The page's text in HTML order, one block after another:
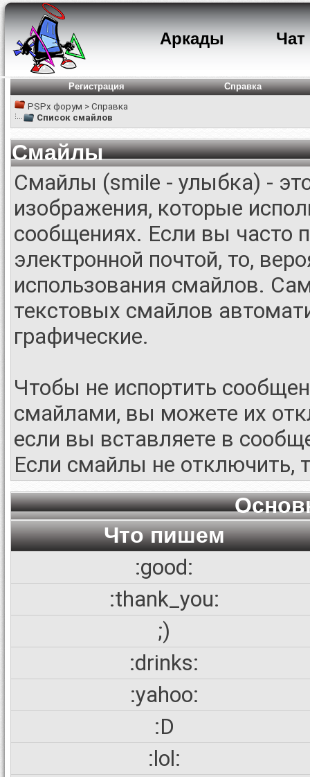
Аркады Чат
Регистрация
Справка
PSPx форум > Справка
Список смайлов
Смайлы
Смайлы (smile - улыбка) -
изображения, которые
сообщениях. Если вы часто
электронной почтой, то,
использования смайлов.
текстовых смайлов
графические.
Чтобы не испортить
смайлами, вы можете их
если вы вставляете в
Если смайлы не отключить,
Что пишем
:good:
:thank_you:
;)
:drinks:
:yahoo:
:D
:lol: